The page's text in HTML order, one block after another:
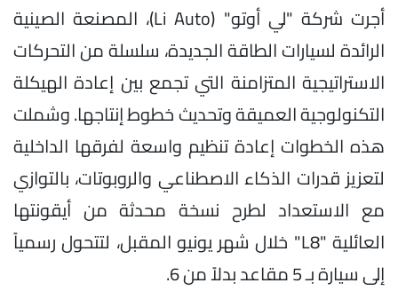
أجرت شركة "لي أوتو" (Li Auto)، المصنعة الصينية
الرائدة لسيارات الطاقة الجديدة، سلسلة من التحركات
الاستراتيجية المتزامنة التي تجمع بين إعادة الهيكلة
التكنولوجية العميقة وتحديث خطوط إنتاجها. وشملت
هذه الخطوات إعادة تنظيم واسعة لفرقها الداخلية
لتعزيز قدرات الذكاء الاصطناعي والروبوتات، بالتوازي
مع الاستعداد لطرح نسخة محدثة من أيقونتها
العائلية "L8" خلال شهر يونيو المقبل، لتتحول رسمياً
إلى سيارة بـ 5 مقاعد بدلاً من 6.